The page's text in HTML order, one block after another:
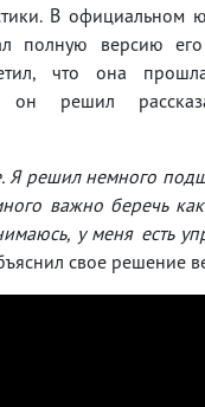
В официальном
полную версию
что она
решил
Я решил немного
важно беречь
у меня есть
свое решение